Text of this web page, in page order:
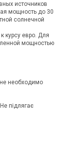
источников
мощность до 30
солнечной
курсу евро. Для
мощностью
необходимо
пiдлягає